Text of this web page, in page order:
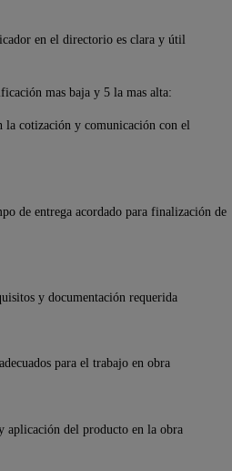
en el directorio es clara y útil
mas baja y 5 la mas alta:
cotización y comunicación con el
de entrega acordado para finalización de
y documentación requerida
para el trabajo en obra
aplicación del producto en la obra